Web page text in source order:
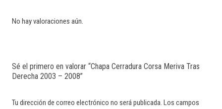
No hay valoraciones aún.
Sé el primero en valorar “Chapa Cerradura Corsa Meriva Tras
Derecha 2003 – 2008”
Tu dirección de correo electrónico no será publicada. Los campos